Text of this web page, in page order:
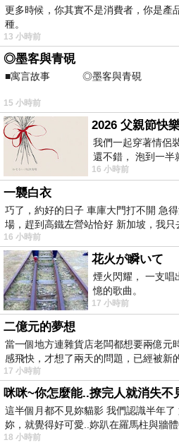
更多時候，你其實不是消費者，你是產
種。
13 小時前
◎墨客與青硯
■寓言故事 ◎墨客與青硯
⊕潘文良
的墨客，在京城的古玩肆裡
15 小時前
2026 父親節快
我們一起穿著情侶
還不錯， 泡到一半
醒， 手
16 小時前
一襲白衣
巧了，約好的日子 車庫大門打不開 急
場，趕到高鐵左營站恰好 新加坡，我
16 小時前
花火が瞬いて
煙火閃耀， 一支唱
憶的歌曲。
17 小時前
二億元的夢想
當一個地方連雜貨店老闆都想要兩億元
感飛快，才想了兩天的問題，已經被新
17 小時前
咪咪~你怎麼能..撩完人就消失不
這半個月都不見妳貓影 我們認識半年
妳，就覺得好可愛..妳趴在羅馬柱與牆
18 小時前